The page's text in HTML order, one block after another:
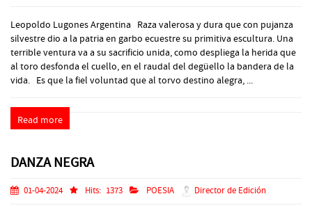
Leopoldo Lugones Argentina Raza valerosa y dura que con pujanza
silvestre dio a la patria en garbo ecuestre su primitiva escultura. Una
terrible ventura va a su sacrificio unida, como despliega la herida que
al toro desfonda el cuello, en el raudal del degüello la bandera de la
vida. Es que la fiel voluntad que al torvo destino alegra, ...
Read more
DANZA NEGRA
01-04-2024 Hits: 1373 POESIA Director de Edición